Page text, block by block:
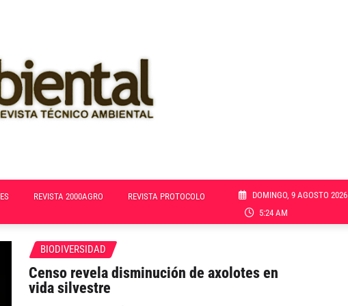
REVISTA 2000AGRO REVISTA PROTOCOLO
DOMINGO, 9 AGOSTO 2026
5:24 AM
BIODIVERSIDAD
Censo revela disminución de axolotes en
vida silvestre